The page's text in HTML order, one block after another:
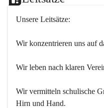
Unsere Leitsätze:
Wir konzentrieren uns auf
Wir leben nach klaren
Wir vermitteln schulische
Hirn und Hand.